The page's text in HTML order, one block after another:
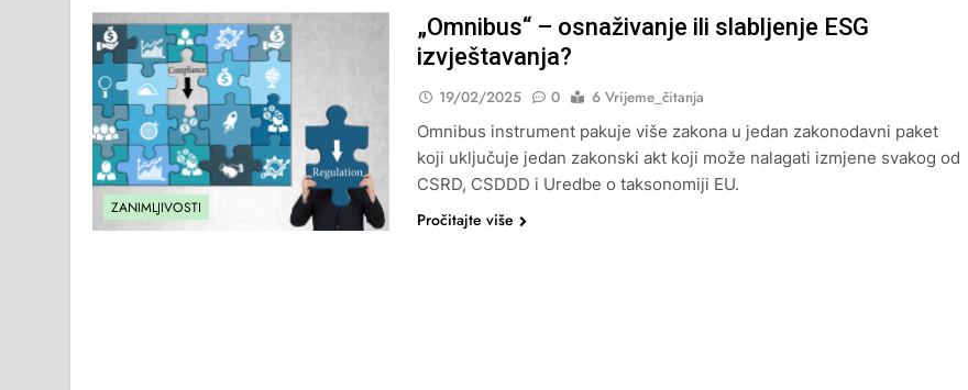
ZANIMLJIVOSTI
„Omnibus“ – osnaživanje ili slabljenje ESG
izvještavanja?
19/02/2025 0
6 Vrijeme_čitanja
Omnibus instrument pakuje više zakona u jedan zakonodavni paket
koji uključuje jedan zakonski akt koji može nalagati izmjene svakog od
CSRD, CSDDD i Uredbe o taksonomiji EU.
Pročitajte više